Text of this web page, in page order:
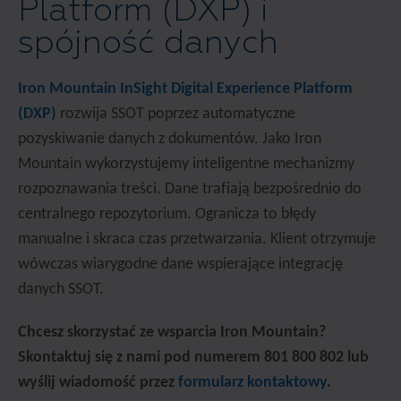
Platform (DXP) i
spójność danych
Iron Mountain InSight Digital Experience Platform
(DXP) rozwija SSOT poprzez automatyczne
pozyskiwanie danych z dokumentów. Jako Iron
Mountain wykorzystujemy inteligentne mechanizmy
rozpoznawania treści. Dane trafiają bezpośrednio do
centralnego repozytorium. Ogranicza to błędy
manualne i skraca czas przetwarzania. Klient otrzymuje
wówczas wiarygodne dane wspierające integrację
danych SSOT.
Chcesz skorzystać ze wsparcia Iron Mountain?
Skontaktuj się z nami pod numerem 801 800 802 lub
wyślij wiadomość przez formularz kontaktowy.